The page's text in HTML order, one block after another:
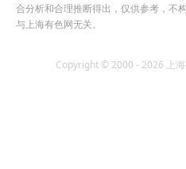
合分析和合理推断得出，仅供参考，不
与上海有色网无关。
Copyright © 2000 - 2026 上